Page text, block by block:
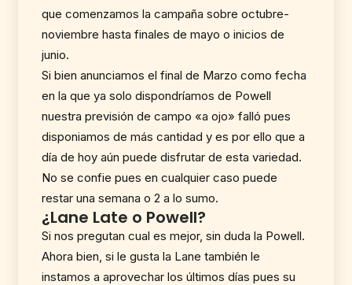
que comenzamos la campaña sobre octubre-
noviembre hasta finales de mayo o inicios de
junio.
Si bien anunciamos el final de Marzo como fecha
en la que ya solo dispondríamos de Powell
nuestra previsión de campo «a ojo» falló pues
disponiamos de más cantidad y es por ello que a
día de hoy aún puede disfrutar de esta variedad.
No se confie pues en cualquier caso puede
restar una semana o 2 a lo sumo.
¿Lane Late o Powell?
Si nos pregutan cual es mejor, sin duda la Powell.
Ahora bien, si le gusta la Lane también le
instamos a aprovechar los últimos días pues su